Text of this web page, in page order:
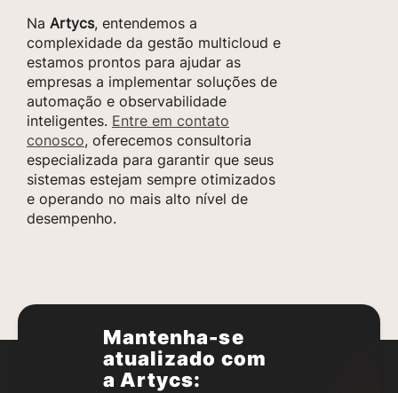
Na Artycs, entendemos a
complexidade da gestão multicloud e
estamos prontos para ajudar as
empresas a implementar soluções de
automação e observabilidade
inteligentes. Entre em contato
conosco, oferecemos consultoria
especializada para garantir que seus
sistemas estejam sempre otimizados
e operando no mais alto nível de
desempenho.
Mantenha-se
atualizado com
a Artycs: